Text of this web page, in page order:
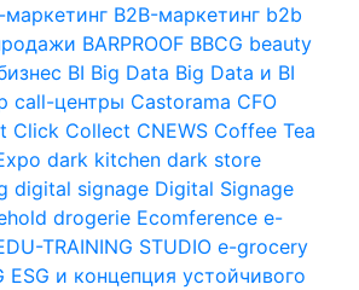
B2B-маркетинг b2b
BARPROOF BBCG beauty
BI Big Data Big Data и BI
call-центры Castorama CFO
Click Collect CNEWS Coffee Tea
dark kitchen dark store
digital signage Digital Signage
drogerie Ecomference e-
TRAINING STUDIO e-grocery
ESG и концепция устойчивого